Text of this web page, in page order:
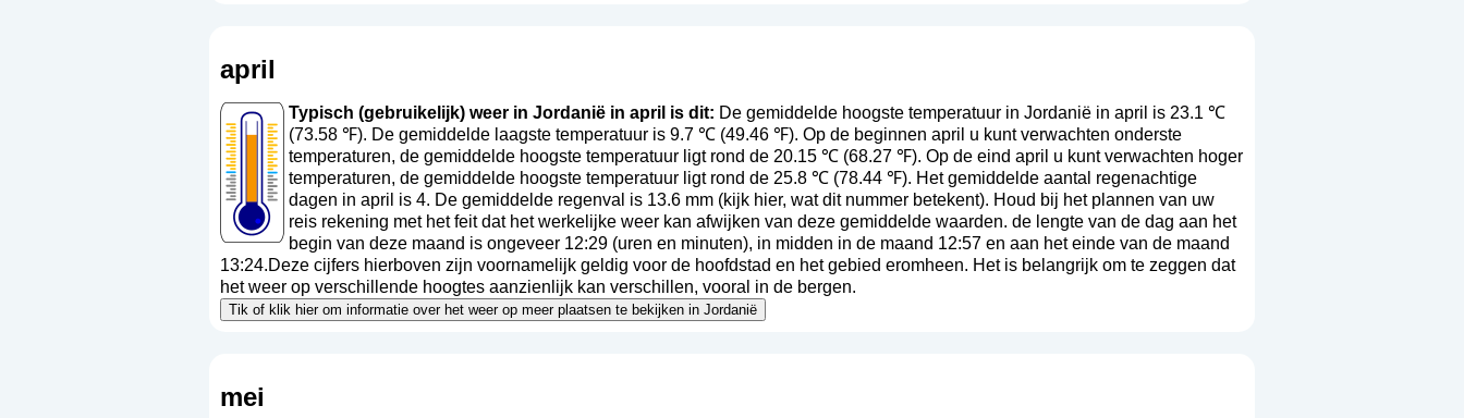
april
Typisch (gebruikelijk) weer in Jordanië in april is dit: De gemiddelde hoogste temperatuur in Jordanië in april is 23.1 ℃
(73.58 ℉). De gemiddelde laagste temperatuur is 9.7 ℃ (49.46 ℉). Op de beginnen april u kunt verwachten onderste
temperaturen, de gemiddelde hoogste temperatuur ligt rond de 20.15 ℃ (68.27 ℉). Op de eind april u kunt verwachten hoger
temperaturen, de gemiddelde hoogste temperatuur ligt rond de 25.8 ℃ (78.44 ℉). Het gemiddelde aantal regenachtige
dagen in april is 4. De gemiddelde regenval is 13.6 mm (kijk hier, wat dit nummer betekent). Houd bij het plannen van uw
reis rekening met het feit dat het werkelijke weer kan afwijken van deze gemiddelde waarden. de lengte van de dag aan het
begin van deze maand is ongeveer 12:29 (uren en minuten), in midden in de maand 12:57 en aan het einde van de maand
13:24.Deze cijfers hierboven zijn voornamelijk geldig voor de hoofdstad en het gebied eromheen. Het is belangrijk om te zeggen dat
het weer op verschillende hoogtes aanzienlijk kan verschillen, vooral in de bergen.
Tik of klik hier om informatie over het weer op meer plaatsen te bekijken in Jordanië
mei